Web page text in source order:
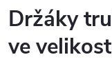
Držáky
ve